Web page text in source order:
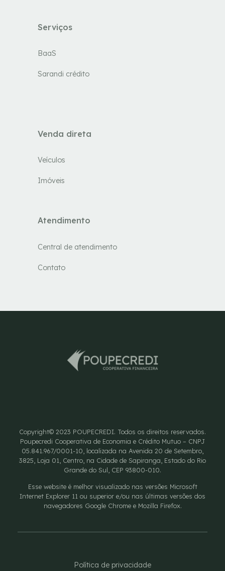
Serviços
BaaS
Sarandi crédito
Venda direta
Veículos
Imóveis
Atendimento
Central de atendimento
Contato
Copyright© 2023 POUPECREDI. Todos os direitos reservados.
Poupecredi Cooperativa de Economia e Crédito Mutuo – CNPJ
05.841.967/0001-10, localizada na Avenida 20 de Setembro,
3825, Loja 01, Centro, na Cidade de Sapiranga, Estado do Rio
Grande do Sul, CEP 93800-010.
Esse website é melhor visualizado nas versões Microsoft
Internet Explorer 11 ou superior e/ou nas últimas versões dos
navegadores Google Chrome e Mozilla Firefox.
Política de privacidade